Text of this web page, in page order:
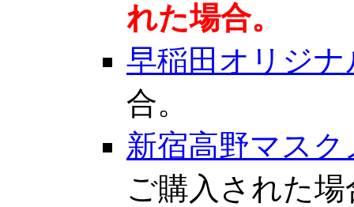
れた場合。
早稲田オリジナ
合。
新宿高野マス
ご購入された場